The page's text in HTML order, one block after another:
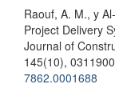
Raouf, A. M., y
Project Delivery
Journal of
145(10),
7862.0001688